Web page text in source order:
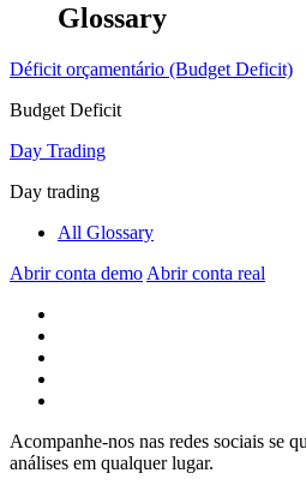
Glossary
Déficit orçamentário (Budget Deficit)
Budget Deficit
Day Trading
Day trading
All Glossary
Abrir conta demo Abrir conta real
Acompanhe-nos nas redes sociais se
análises em qualquer lugar.